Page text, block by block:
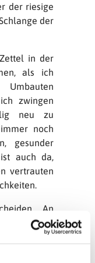
der riesige
der
in der
als ich
zwingen
neu zu
noch
gesunder
auch da,
vertrauten
An
ich mich
bestimmt